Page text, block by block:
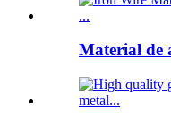
Material de